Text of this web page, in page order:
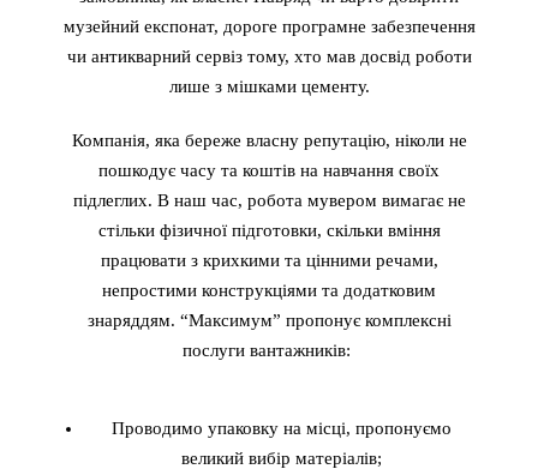
музейний експонат, дороге програмне забезпечення
чи антикварний сервіз тому, хто мав досвід роботи
лише з мішками цементу.
Компанія, яка береже власну репутацію, ніколи не
пошкодує часу та коштів на навчання своїх
підлеглих. В наш час, робота мувером вимагає не
стільки фізичної підготовки, скільки вміння
працювати з крихкими та цінними речами,
непростими конструкціями та додатковим
знаряддям. “Максимум” пропонує комплексні
послуги вантажників:
Проводимо упаковку на місці, пропонуємо
великий вибір матеріалів;